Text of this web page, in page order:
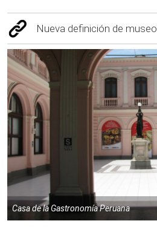
Nueva definición de museo
Casa de la Gastronomía Peruana